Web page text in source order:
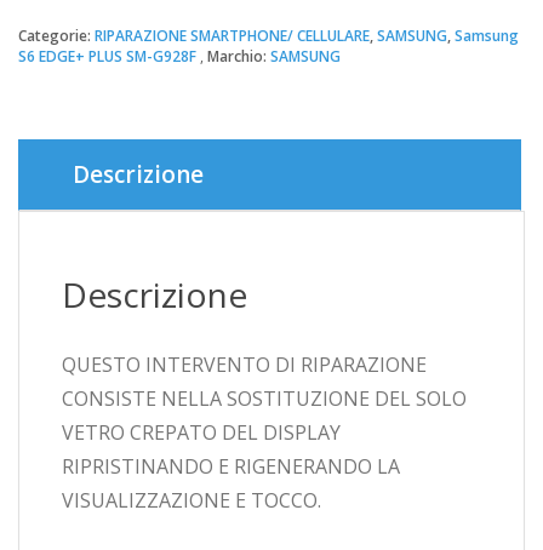
Samsung
S6
SM-
quantità
Categorie: RIPARAZIONE SMARTPHONE/ CELLULARE,SAMSUNG,Samsung
S6 EDGE+ PLUS SM-G928F Marchio: SAMSUNG
Descrizione
Descrizione
QUESTO INTERVENTO DI RIPARAZIONE
CONSISTE NELLA SOSTITUZIONE DEL SOLO
VETRO CREPATO DEL DISPLAY
RIPRISTINANDO E RIGENERANDO LA
VISUALIZZAZIONE E TOCCO.